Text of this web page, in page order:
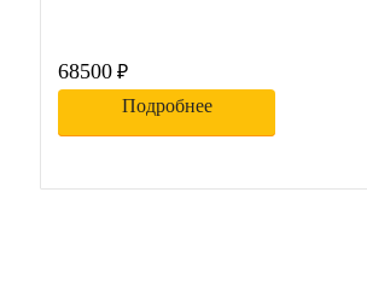
68500 ₽
Подробнее